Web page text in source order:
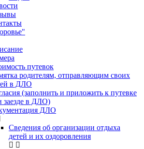
путевок
родителям, отправляющим своих
в ДЛО
(заполнить и приложить к путевке
заезде в ДЛО)
ДЛО
Сведения об организации отдыха
детей и их оздоровления